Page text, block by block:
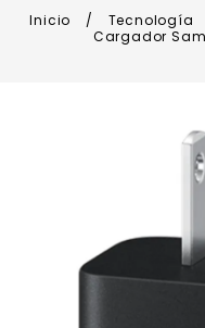
Inicio / Tecnología
Cargador